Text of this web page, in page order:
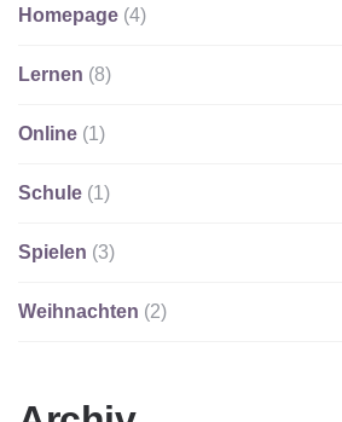
Homepage (4)
Lernen (8)
Online (1)
Schule (1)
Spielen (3)
Weihnachten (2)